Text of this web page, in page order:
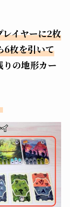
レイヤーに2枚
6枚を引いて
りの地形カー